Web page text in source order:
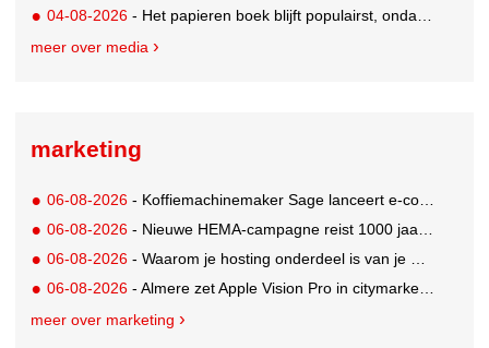
04-08-2026 - Het papieren boek blijft populairst, ondanks digitale alternatieven
meer over media
marketing
06-08-2026 - Koffiemachinemaker Sage lanceert e-commerceplatform voor koffieliefhebbers
06-08-2026 - Nieuwe HEMA-campagne reist 1000 jaar terug in de tijd naar 'Hemastein'
06-08-2026 - Waarom je hosting onderdeel is van je merkstrategie
06-08-2026 - Almere zet Apple Vision Pro in citymarketing
meer over marketing